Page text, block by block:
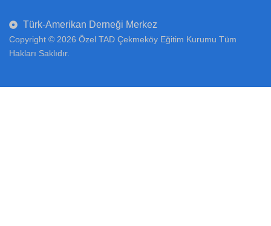
Türk-Amerikan Derneği Merkez
Copyright © 2026 Özel TAD Çekmeköy Eğitim Kurumu Tüm
Hakları Saklıdır.